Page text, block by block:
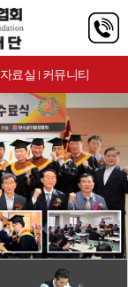
자료실 | 커뮤니티